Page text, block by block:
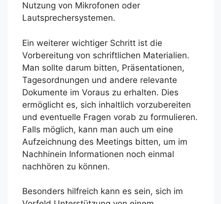
Nutzung von Mikrofonen oder
Lautsprechersystemen.
Ein weiterer wichtiger Schritt ist die
Vorbereitung von schriftlichen Materialien.
Man sollte darum bitten, Präsentationen,
Tagesordnungen und andere relevante
Dokumente im Voraus zu erhalten. Dies
ermöglicht es, sich inhaltlich vorzubereiten
und eventuelle Fragen vorab zu formulieren.
Falls möglich, kann man auch um eine
Aufzeichnung des Meetings bitten, um im
Nachhinein Informationen noch einmal
nachhören zu können.
Besonders hilfreich kann es sein, sich im